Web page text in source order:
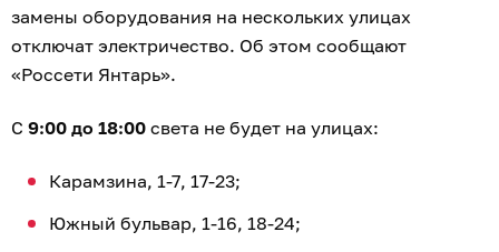
замены оборудования на нескольких улицах
отключат электричество. Об этом сообщают
«Россети Янтарь».
С 9:00 до 18:00 света не будет на улицах:
Карамзина, 1-7, 17-23;
Южный бульвар, 1-16, 18-24;